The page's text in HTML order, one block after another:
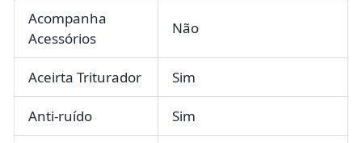
Acompanha
Acessórios
Não
Aceirta Triturador Sim
Anti-ruído Sim